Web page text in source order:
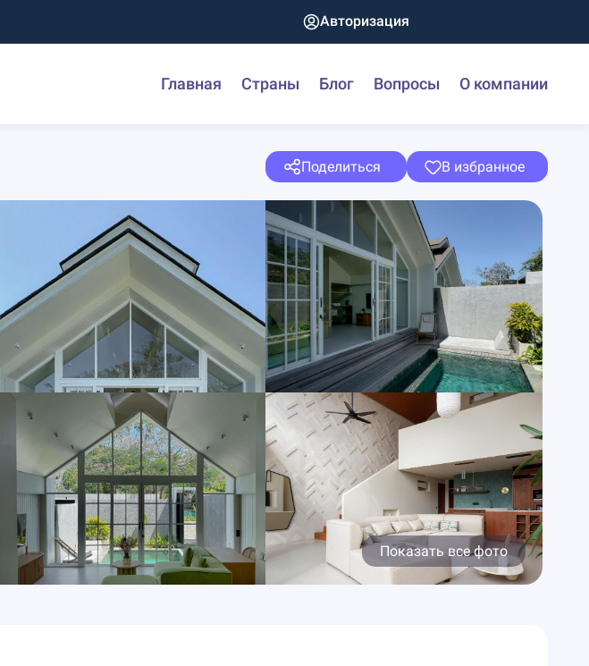
Авторизация
Главная Страны Блог Вопросы О компании
Поделиться В избранное
Показать все фото